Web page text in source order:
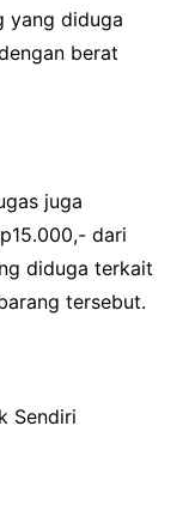
yang diduga
berat
juga
dari
diduga terkait
tersebut.
Sendiri